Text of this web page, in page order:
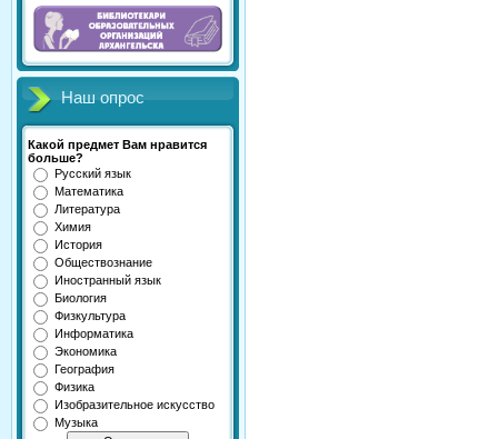
Наш опрос
Какой предмет Вам нравится
больше?
Русский язык
Математика
Литература
Химия
История
Обществознание
Иностранный язык
Биология
Физкультура
Информатика
Экономика
География
Физика
Изобразительное искусство
Музыка